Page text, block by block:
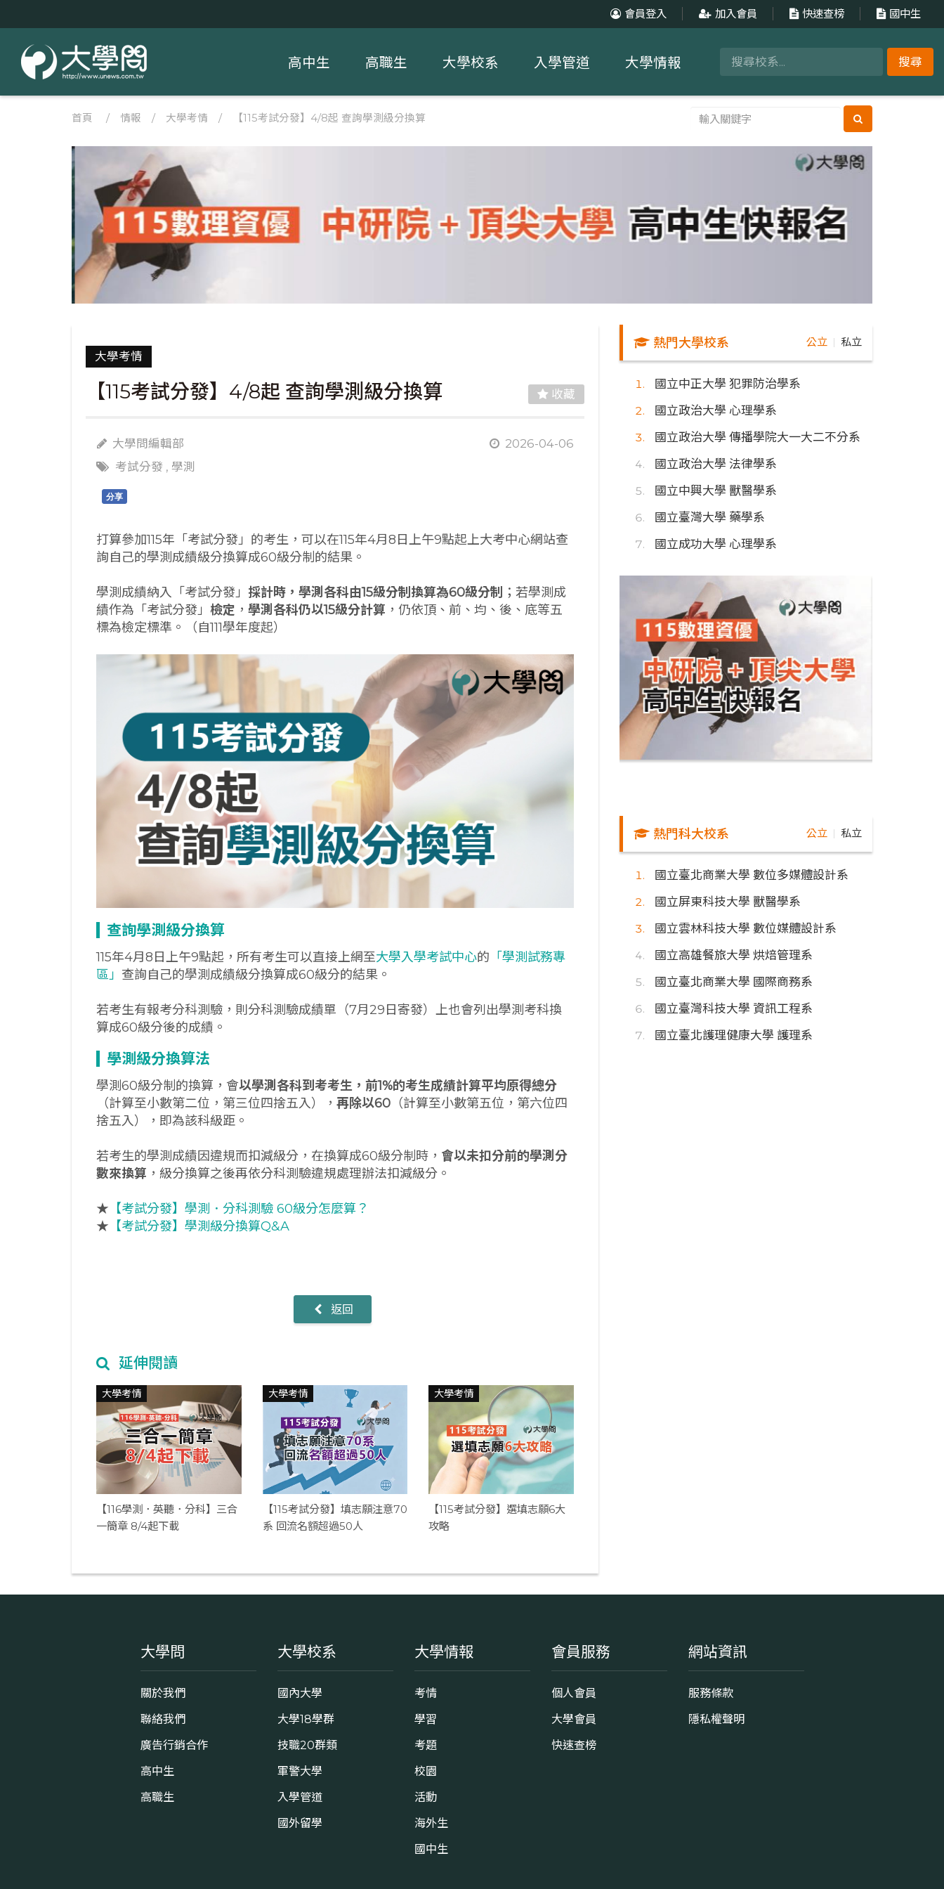
會員登入 加入會員 快速查榜 國中生
搜尋
高中生 高職生 大學校系 入學管道 大學情報
首頁 / 情報 / 大學考情 / 【115考試分發】4/8起 查詢學測級分換算
大學考情
【115考試分發】4/8起 查詢學測級分換算 收藏
大學問編輯部
2026-04-06
考試分發 , 學測
分享
打算參加115年「考試分發」的考生，可以在115年4月8日上午9點起上大考中心網站查
詢自己的學測成績級分換算成60級分制的結果。
學測成績納入「考試分發」 採計時，學測各科由15級分制換算為60級分制 ；若學測成
績作為「考試分發」 檢定 ， 學測各科仍以15級分計算 ，仍依頂、前、均、後、底等五
標為檢定標準。（自111學年度起）
查詢學測級分換算
115年4月8日上午9點起，所有考生可以直接上網至大學入學考試中心的 「學測試務專
區」 查詢自己的學測成績級分換算成60級分的結果。
若考生有報考分科測驗，則分科測驗成績單（7月29日寄發）上也會列出學測考科換
算成60級分後的成績。
學測級分換算法
學測60級分制的換算，會以學測各科到考考生，前1%的考生成績計算平均原得總分
（計算至小數第二位，第三位四捨五入）， 再除以60 （計算至小數第五位，第六位四
捨五入），即為該科級距。
若考生的學測成績因違規而扣減級分，在換算成60級分制時， 會以未扣分前的學測分
數來換算 ，級分換算之後再依分科測驗違規處理辦法扣減級分。
★ 【考試分發】學測．分科測驗 60級分怎麼算？
★ 【考試分發】學測級分換算Q&A
返回
延伸閱讀
大學考情
【116學測．英聽．分科】三合
一簡章 8/4起下載
大學考情
【115考試分發】填志願注意70
系 回流名額超過50人
大學考情
【115考試分發】選填志願6大
攻略
熱門大學校系 公立 私立
國立中正大學 犯罪防治學系
國立政治大學 心理學系
國立政治大學 傳播學院大一大二不分系
國立政治大學 法律學系
國立中興大學 獸醫學系
國立臺灣大學 藥學系
國立成功大學 心理學系
熱門科大校系 公立 私立
國立臺北商業大學 數位多媒體設計系
國立屏東科技大學 獸醫學系
國立雲林科技大學 數位媒體設計系
國立高雄餐旅大學 烘焙管理系
國立臺北商業大學 國際商務系
國立臺灣科技大學 資訊工程系
國立臺北護理健康大學 護理系
大學問
關於我們
聯絡我們
廣告行銷合作
高中生
高職生
大學校系
國內大學
大學18學群
技職20群類
軍警大學
入學管道
國外留學
大學情報
考情
學習
考題
校園
活動
海外生
國中生
會員服務
個人會員
大學會員
快速查榜
網站資訊
服務條款
隱私權聲明